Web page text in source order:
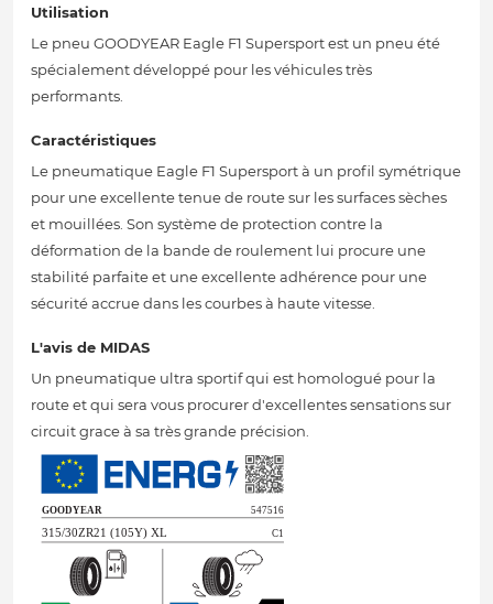
Utilisation
Le pneu GOODYEAR Eagle F1 Supersport est un pneu été
spécialement développé pour les véhicules très
performants.
Caractéristiques
Le pneumatique Eagle F1 Supersport à un profil symétrique
pour une excellente tenue de route sur les surfaces sèches
et mouillées. Son système de protection contre la
déformation de la bande de roulement lui procure une
stabilité parfaite et une excellente adhérence pour une
sécurité accrue dans les courbes à haute vitesse.
L'avis de MIDAS
Un pneumatique ultra sportif qui est homologué pour la
route et qui sera vous procurer d'excellentes sensations sur
circuit grace à sa très grande précision.